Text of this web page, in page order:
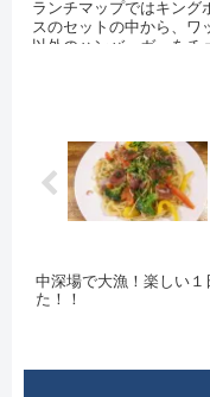
ランチマップではキング
スのセットの中から、ワ
以外のハンバーガーをチ
中深場で大漁！楽しい１
た！！